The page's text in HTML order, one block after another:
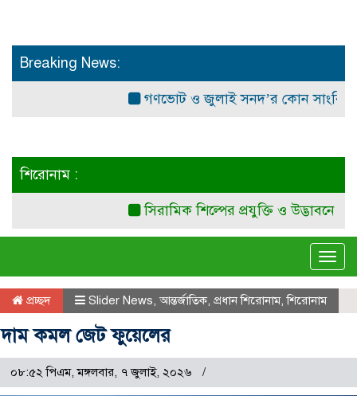
Breaking News:
গণভোট ও জুলাই সনদ’র কোন সাংবিধানিক
শিরোনাম :
সিরামিক শিল্পের প্রযুক্তি ও উদ্ভাবনে চীন-
প্রচ্ছদ Slider News, আন্তর্জাতিক, প্রধান শিরোনাম,শিরোনাম
দাম কমল জেট ফুয়েলের
০৮:৫২ পিএম, মঙ্গলবার, ৭ জুলাই, ২০২৬